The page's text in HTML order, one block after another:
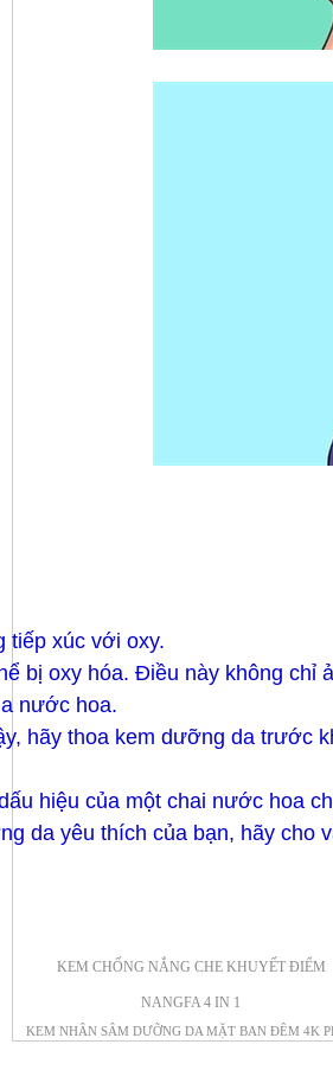
tiếp xúc với oxy.
bị oxy hóa. Điều này không chỉ
nước hoa.
hãy thoa kem dưỡng da trước
hiệu của một chai nước hoa
da yêu thích của bạn, hãy cho
KEM CHỐNG NẮNG CHE KHUYẾT ĐIỂM
NANGFA 4 IN 1
KEM NHÂN SÂM DƯỠNG DA MẶT BAN ĐÊM 4K